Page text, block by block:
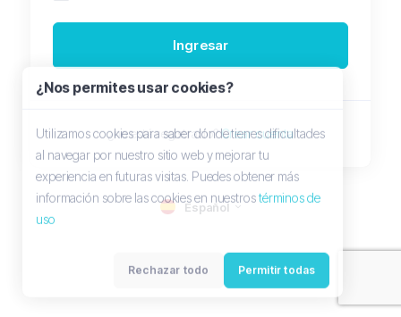
Ingresar
¿no está registrado?Crear cuenta
Español
¿Nos permites usar cookies?
Utilizamos cookies para saber dónde tienes dificultades
al navegar por nuestro sitio web y mejorar tu
experiencia en futuras visitas. Puedes obtener más
información sobre las cookies en nuestrostérminos de
uso
Rechazar todo Permitir todas